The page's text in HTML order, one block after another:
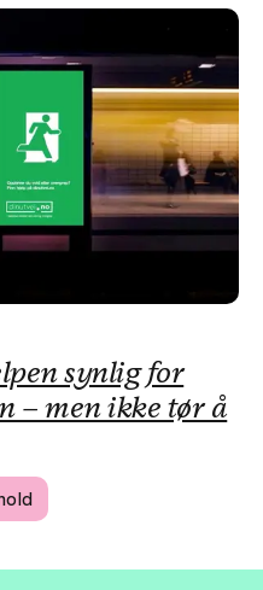
synlig for
– men ikke tør å